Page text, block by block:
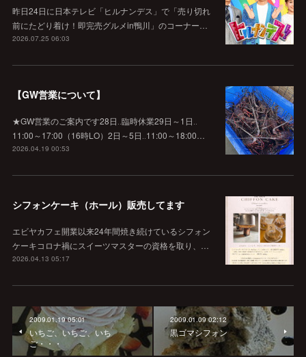
昨日24日に日本テレビ「ヒルナンデス」で「売り切れ
前にたどり着け！即完売グルメin鴨川」のコーナー…
2026.07.25 06:03
【GW営業について】
★GW営業のご案内です28日‥臨時休業29日～1日‥
11:00～17:00（16時LO）2日～5日‥11:00～18:00…
2026.04.19 00:53
シフォンケーキ（ホール）販売してます
エビヤカフェ開業以来24年間焼き続けているシフォン
ケーキコロナ禍にスイーツマスターの資格を取り、…
2026.04.13 05:17
2009.01.19 05:01
いちご、いちご、いち
ご・・・
2009.01.09 02:12
黒ゴマシフォン